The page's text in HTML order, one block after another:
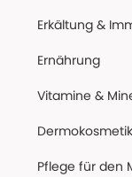
Erkältung &
Ernährung
Vitamine &
Dermokosmetik
Pflege für den